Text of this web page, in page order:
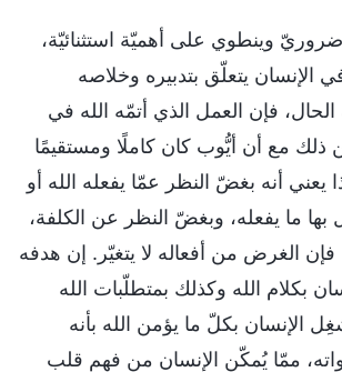
وينطوي على أهميّة استثنائيّة،
الإنسان يتعلّق بتدبيره وخلاصه
فإن العمل الذي أتمّه الله في
ذلك مع أن أيُّوب كان كاملًا ومستقيمًا
يعني أنه بغضّ النظر عمّا يفعله الله أو
بها ما يفعله، وبغضّ النظر عن الكلفة،
الغرض من أفعاله لا يتغيّر. إن هدفه
بكلام الله وكذلك بمتطلّبات الله
الإنسان بكلّ ما يؤمن الله بأنه
ممّا يُمكّن الإنسان من فهم قلب